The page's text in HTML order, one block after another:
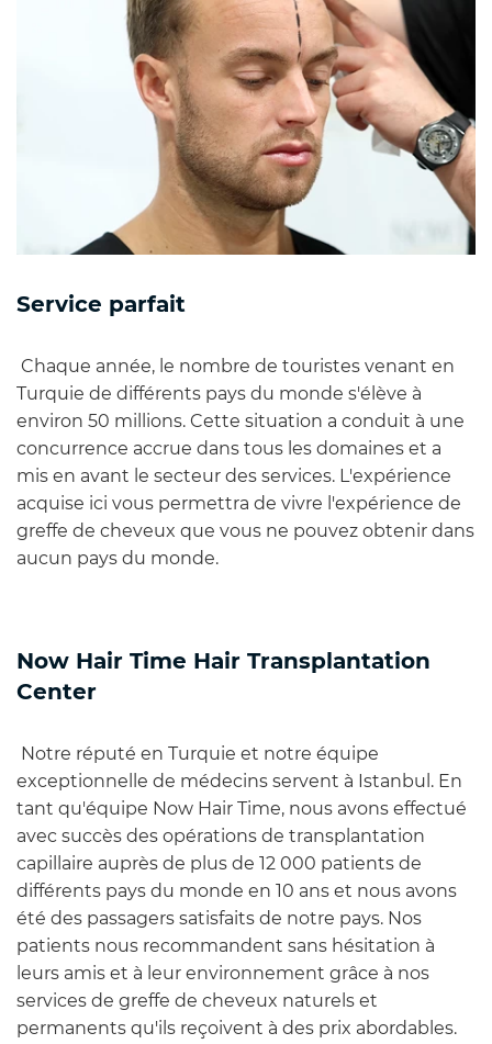
Service parfait
Chaque année, le nombre de touristes venant en
Turquie de différents pays du monde s'élève à
environ 50 millions. Cette situation a conduit à une
concurrence accrue dans tous les domaines et a
mis en avant le secteur des services. L'expérience
acquise ici vous permettra de vivre l'expérience de
greffe de cheveux que vous ne pouvez obtenir dans
aucun pays du monde.
Now Hair Time Hair Transplantation
Center
Notre réputé en Turquie et notre équipe
exceptionnelle de médecins servent à Istanbul. En
tant qu'équipe Now Hair Time, nous avons effectué
avec succès des opérations de transplantation
capillaire auprès de plus de 12 000 patients de
différents pays du monde en 10 ans et nous avons
été des passagers satisfaits de notre pays. Nos
patients nous recommandent sans hésitation à
leurs amis et à leur environnement grâce à nos
services de greffe de cheveux naturels et
permanents qu'ils reçoivent à des prix abordables.